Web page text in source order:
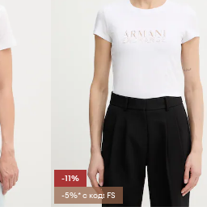
-11%
-5%* с код: FS